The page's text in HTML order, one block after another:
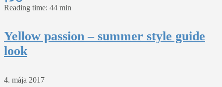
Reading time: 44 min
Yellow passion – summer style guide
look
4. mája 2017